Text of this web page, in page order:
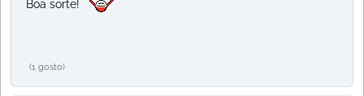
Boa sorte!
(1 gosto)